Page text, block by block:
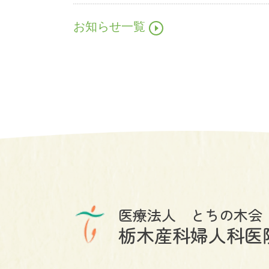
お知らせ一覧
医療法人 とちの木会
栃木産科婦人科医